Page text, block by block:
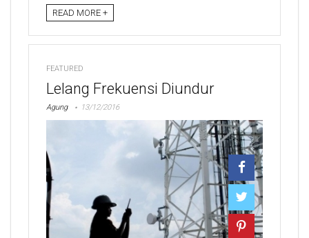
READ MORE +
FEATURED
Lelang Frekuensi Diundur
Agung 13/12/2016